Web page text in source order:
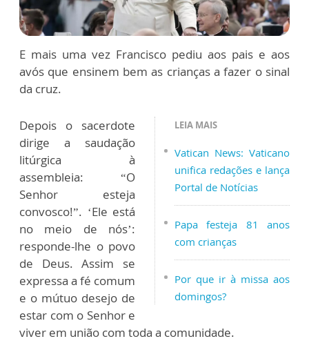
E mais uma vez Francisco pediu aos pais e aos
avós que ensinem bem as crianças a fazer o sinal
da cruz.
LEIA MAIS
Vatican News: Vaticano
unifica redações e lança
Portal de Notícias
Papa festeja 81 anos
com crianças
Por que ir à missa aos
domingos?
Depois o sacerdote
dirige a saudação
litúrgica à
assembleia: “O
Senhor esteja
convosco!”. ‘Ele está
no meio de nós’:
responde-lhe o povo
de Deus. Assim se
expressa a fé comum
e o mútuo desejo de
estar com o Senhor e
viver em união com toda a comunidade.